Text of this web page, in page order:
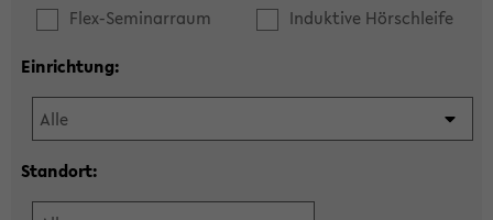
Flex-Seminarraum
Induktive Hörschleife
Einrichtung:
Standort: